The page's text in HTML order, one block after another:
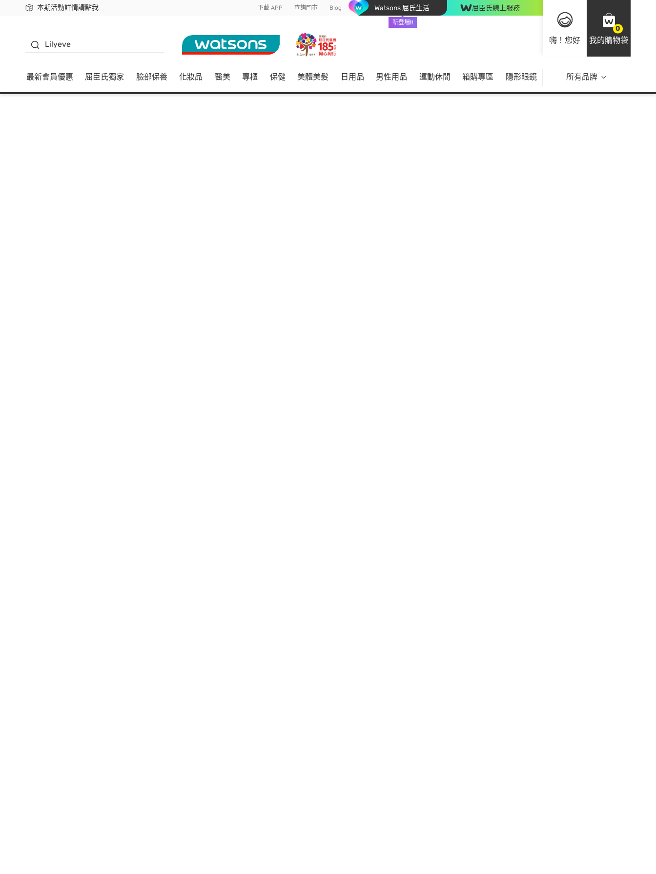
本期活動詳情請點我
下載app最高回饋$350 下載 APP 查詢門市 Blog Watsons 屈氏生活
新登場!!
屈臣氏線上服務
嗨！您好
0
我的購物袋
Lilyeve
最新會員優惠 屈臣氏獨家 臉部保養 化妝品 醫美 專櫃 保健 美體美髮 日用品 男性用品 運動休閒 箱購專區 隱形眼鏡 所有品牌